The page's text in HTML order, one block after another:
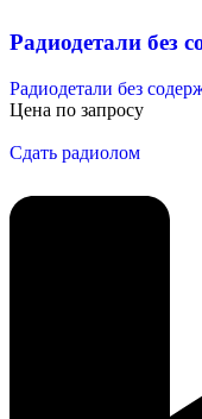
Радиодетали без
Радиодетали без
Цена по запросу
Сдать радиолом